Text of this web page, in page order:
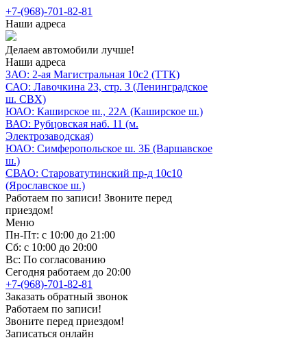
+7-(968)-701-82-81
Наши адреса
Делаем автомобили лучше!
Наши адреса
ЗАО: 2-ая Магистральная 10с2 (ТТК)
САО: Лавочкина 23, стр. 3 (Ленинградское
ш. СВХ)
ЮАО: Каширское ш., 22А (Каширское ш.)
ВАО: Рубцовская наб. 11 (м.
Электрозаводская)
ЮАО: Симферопольское ш. 3Б (Варшавское
ш.)
СВАО: Староватутинский пр-д 10с10
(Ярославское ш.)
Работаем по записи! Звоните перед
приездом!
Меню
Пн-Пт: с 10:00 до 21:00
Сб: с 10:00 до 20:00
Вс: По согласованию
Сегодня работаем до 20:00
+7-(968)-701-82-81
Заказать обратный звонок
Работаем по записи!
Звоните перед приездом!
Записаться онлайн